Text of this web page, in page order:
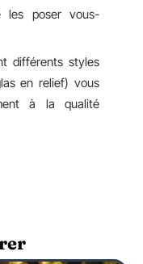
les poser vous-
différents styles
en relief) vous
à la qualité